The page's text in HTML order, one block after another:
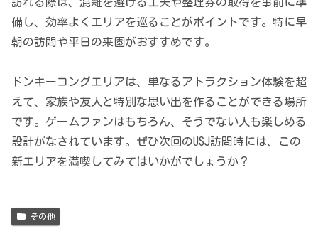
備し、効率よくエリアを巡ることがポイントです。特に早
朝の訪問や平日の来園がおすすめです。
ドンキーコングエリアは、単なるアトラクション体験を超
えて、家族や友人と特別な思い出を作ることができる場所
です。ゲームファンはもちろん、そうでない人も楽しめる
設計がなされています。ぜひ次回のUSJ訪問時には、この
新エリアを満喫してみてはいかがでしょうか？
その他